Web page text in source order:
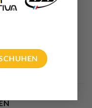
Herstellers